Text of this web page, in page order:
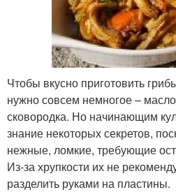
Чтобы вкусно приготовить
нужно совсем немногое –
сковородка. Но начинающим
знание некоторых секретов,
нежные, ломкие, требующие
Из-за хрупкости их не
разделить руками на пластины.